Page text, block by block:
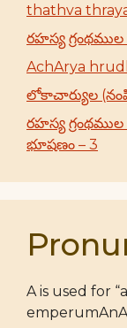
thathva
రహస్య
AchArya
లోకాచార్యుల
రహస్య
భూషణం – 3
A is used for